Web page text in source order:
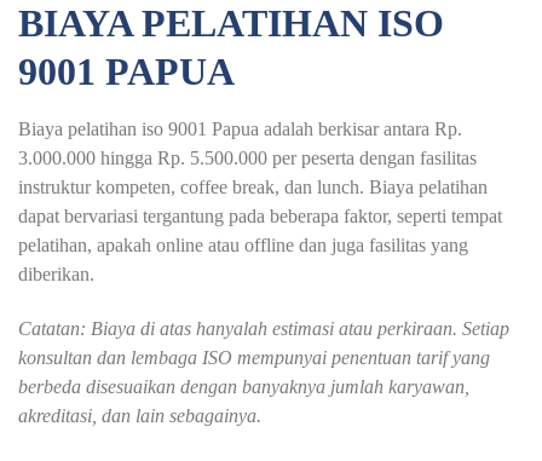
BIAYA PELATIHAN ISO
9001 PAPUA
Biaya pelatihan iso 9001 Papua adalah berkisar antara Rp.
3.000.000 hingga Rp. 5.500.000 per peserta dengan fasilitas
instruktur kompeten, coffee break, dan lunch. Biaya pelatihan
dapat bervariasi tergantung pada beberapa faktor, seperti tempat
pelatihan, apakah online atau offline dan juga fasilitas yang
diberikan.
Catatan: Biaya di atas hanyalah estimasi atau perkiraan. Setiap
konsultan dan lembaga ISO mempunyai penentuan tarif yang
berbeda disesuaikan dengan banyaknya jumlah karyawan,
akreditasi, dan lain sebagainya.